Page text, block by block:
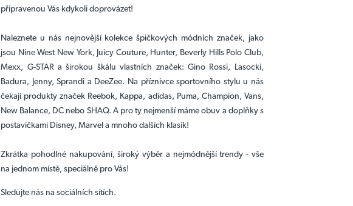
připravenou Vás kdykoli doprovázet!
Naleznete u nás nejnovější kolekce špičkových módních značek, jako
jsou Nine West New York, Juicy Couture, Hunter, Beverly Hills Polo Club,
Mexx, G-STAR a širokou škálu vlastních značek: Gino Rossi, Lasocki,
Badura, Jenny, Sprandi a DeeZee. Na příznivce sportovního stylu u nás
čekají produkty značek Reebok, Kappa, adidas, Puma, Champion, Vans,
New Balance, DC nebo SHAQ. A pro ty nejmenší máme obuv a doplňky s
postavičkami Disney, Marvel a mnoho dalších klasik!
Zkrátka pohodlné nakupování, široký výběr a nejmódnější trendy - vše
na jednom místě, speciálně pro Vás!
Sledujte nás na sociálních sítích.